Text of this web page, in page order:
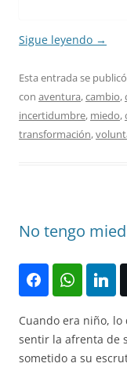
Sigue leyendo →
Esta entrada se
con aventura,cambio,
incertidumbre, miedo,
transformación,
No tengo
Cuando era niño,
sentir la afrenta de
sometido a su